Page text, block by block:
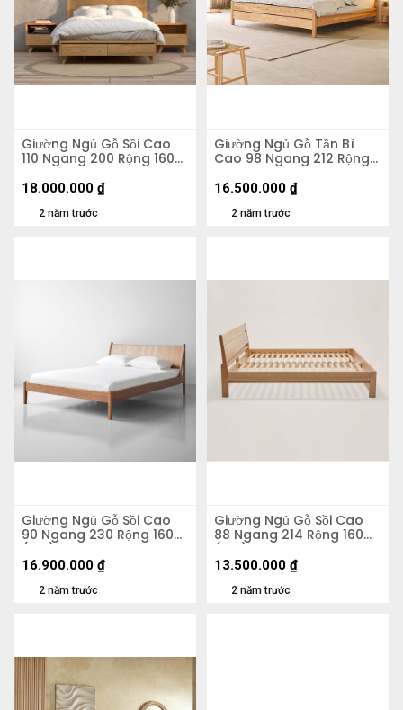
Giường Ngủ Gỗ Sồi Cao
110 Ngang 200 Rộng 160
(cm)
2 năm trước
18.000.000 ₫
Giường Ngủ Gỗ Tần Bì
Cao 98 Ngang 212 Rộng
192 (cm)
2 năm trước
16.500.000 ₫
Giường Ngủ Gỗ Sồi Cao
90 Ngang 230 Rộng 160
(cm)
2 năm trước
16.900.000 ₫
Giường Ngủ Gỗ Sồi Cao
88 Ngang 214 Rộng 160
(cm)
2 năm trước
13.500.000 ₫